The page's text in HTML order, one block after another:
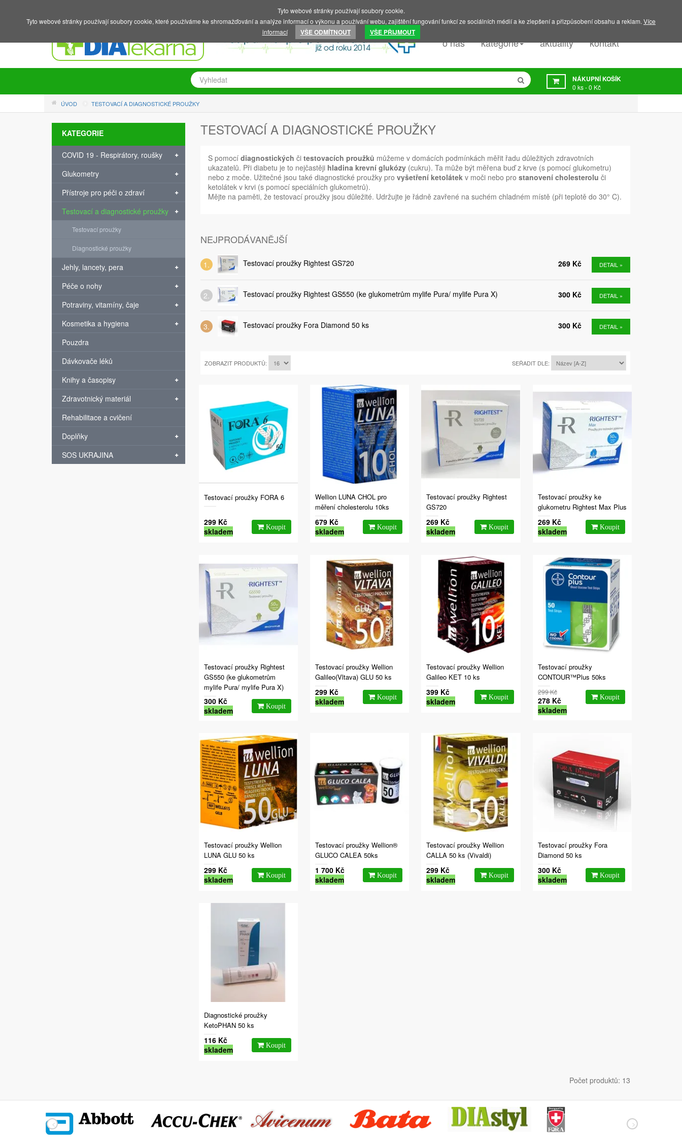
o nás kategorie aktuality kontakt
NÁKUPNÍ KOŠÍK
0 ks -0 Kč
ÚVOD TESTOVACÍ A DIAGNOSTICKÉ PROUŽKY
TESTOVACÍ A DIAGNOSTICKÉ PROUŽKY
S pomocí diagnostických čitestovacích proužků můžeme v domácích podmínkách měřit řadu důležitých zdravotních
ukazatelů. Při diabetu je to nejčastěji hladina krevní glukózy(cukru). Ta může být měřena buď z krve (s pomocí glukometru)
nebo z moče. Užitečné jsou také diagnostické proužky pro vyšetření ketolátekv moči nebo pro stanovení cholesterolu či
ketolátek v krvi (s pomocí speciálních glukometrů).
Mějte na paměti, že testovací proužky jsou důležité. Udržujte je řádně zavřené na suchém chladném místě (při teplotě do 30° C).
NEJPRODÁVANĚJŠÍ
Testovací proužky Rightest GS720 269 Kč DETAIL »
Testovací proužky Rightest GS550 (ke glukometrům mylife Pura/ mylife Pura X) 300 Kč DETAIL »
Testovací proužky Fora Diamond 50 ks 300 Kč DETAIL »
SEŘADIT DLE:
ZOBRAZIT PRODUKTŮ:
Testovací proužky FORA 6
299 Kč
skladem
Wellion LUNA CHOL pro
měření cholesterolu 10ks
679 Kč
skladem
Testovací proužky Rightest
GS720
269 Kč
skladem
Testovací proužky ke
glukometru Rightest Max Plus
269 Kč
skladem
Testovací proužky Rightest
GS550 (ke glukometrům
mylife Pura/ mylife Pura X)
300 Kč
skladem
Testovací proužky Wellion
Galileo(Vltava) GLU 50 ks
299 Kč
skladem
Testovací proužky Wellion
Galileo KET 10 ks
399 Kč
skladem
Testovací proužky
CONTOUR™Plus 50ks
299 Kč
278 Kč
skladem
Testovací proužky Wellion
LUNA GLU 50 ks
299 Kč
skladem
Testovací proužky Wellion®
GLUCO CALEA 50ks
1 700 Kč
skladem
Testovací proužky Wellion
CALLA 50 ks (Vivaldi)
299 Kč
skladem
Testovací proužky Fora
Diamond 50 ks
300 Kč
skladem
Diagnostické proužky
KetoPHAN 50 ks
116 Kč
skladem
Počet produktů: 13
KATEGORIE
COVID 19 - Respirátory, roušky
Glukometry
Přístroje pro péči o zdraví
Testovací a diagnostické proužky
Testovací proužky
Diagnostické proužky
Jehly, lancety, pera
Péče o nohy
Potraviny, vitamíny, čaje
Kosmetika a hygiena
Pouzdra
Dávkovače léků
Knihy a časopisy
Zdravotnický materiál
Rehabilitace a cvičení
Doplňky
SOS UKRAJINA
Tyto webové stránky používají soubory cookie.
Tyto webové stránky používají soubory cookie, které používáme ke shromažďování a analýze informací o výkonu a používání webu, zajištění fungování funkcí ze sociálních médií a ke zlepšení a přizpůsobení obsahu a reklam. Více
informací
VŠE ODMÍTNOUT VŠE PŘIJMOUT